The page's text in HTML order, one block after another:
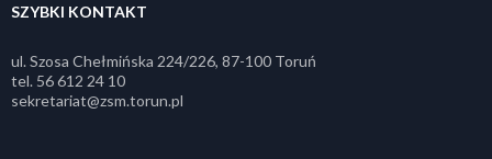
SZYBKI KONTAKT
ul. Szosa Chełmińska 224/226, 87-100 Toruń
tel. 56 612 24 10
sekretariat@zsm.torun.pl